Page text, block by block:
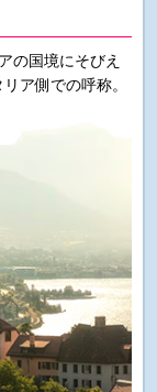
の国境にそびえ
ア側での呼称。